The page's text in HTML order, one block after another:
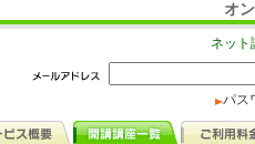
オ
ネット
パス